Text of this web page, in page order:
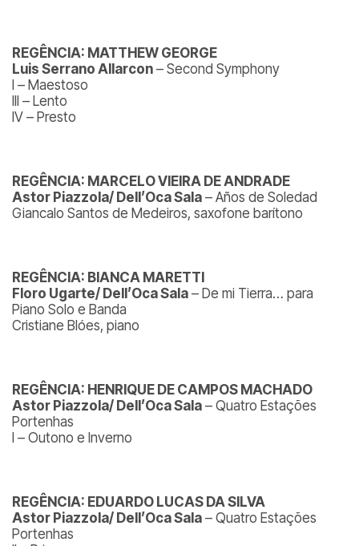
REGÊNCIA: MATTHEW GEORGE
Luis Serrano Allarcon – Second Symphony
I – Maestoso
III – Lento
IV – Presto
REGÊNCIA: MARCELO VIEIRA DE ANDRADE
Astor Piazzola/ Dell’Oca Sala – Años de Soledad
Giancalo Santos de Medeiros, saxofone barítono
REGÊNCIA: BIANCA MARETTI
Floro Ugarte/ Dell’Oca Sala – De mi Tierra… para
Piano Solo e Banda
Cristiane Blóes, piano
REGÊNCIA: HENRIQUE DE CAMPOS MACHADO
Astor Piazzola/ Dell’Oca Sala – Quatro Estações
Portenhas
I – Outono e Inverno
REGÊNCIA: EDUARDO LUCAS DA SILVA
Astor Piazzola/ Dell’Oca Sala – Quatro Estações
Portenhas